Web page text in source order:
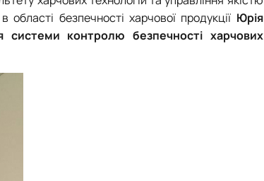
здобувачівбезпечності харчової продукції Юрія
системи контролю безпечності харчових